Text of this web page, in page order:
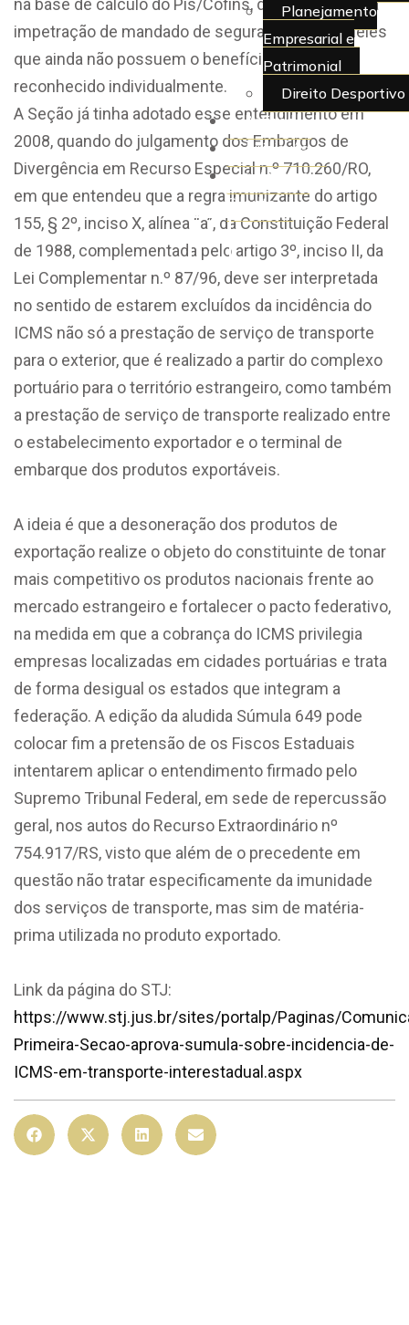
Planejamento
Empresarial e
Patrimonial
Direito Desportivo
Artigos
Juridiquês
> Área do
Cliente
na base de cálculo do Pis/Cofins, quanto permite a
impetração de mandado de segurança para aqueles
que ainda não possuem o benefício fiscal
reconhecido individualmente.
A Seção já tinha adotado esse entendimento em
2008, quando do julgamento dos Embargos de
Divergência em Recurso Especial n.º 710.260/RO,
em que entendeu que a regra imunizante do artigo
155, § 2º, inciso X, alínea “a”, da Constituição Federal
de 1988, complementada pelo artigo 3º, inciso II, da
Lei Complementar n.º 87/96, deve ser interpretada
no sentido de estarem excluídos da incidência do
ICMS não só a prestação de serviço de transporte
para o exterior, que é realizado a partir do complexo
portuário para o território estrangeiro, como também
a prestação de serviço de transporte realizado entre
o estabelecimento exportador e o terminal de
embarque dos produtos exportáveis.
A ideia é que a desoneração dos produtos de
exportação realize o objeto do constituinte de tonar
mais competitivo os produtos nacionais frente ao
mercado estrangeiro e fortalecer o pacto federativo,
na medida em que a cobrança do ICMS privilegia
empresas localizadas em cidades portuárias e trata
de forma desigual os estados que integram a
federação. A edição da aludida Súmula 649 pode
colocar fim a pretensão de os Fiscos Estaduais
intentarem aplicar o entendimento firmado pelo
Supremo Tribunal Federal, em sede de repercussão
geral, nos autos do Recurso Extraordinário nº
754.917/RS, visto que além de o precedente em
questão não tratar especificamente da imunidade
dos serviços de transporte, mas sim de matéria-
prima utilizada no produto exportado.
Link da página do STJ:
https://www.stj.jus.br/sites/portalp/Paginas/
Primeira-Secao-aprova-sumula-sobre-incidencia-de-
ICMS-em-transporte-interestadual.aspx